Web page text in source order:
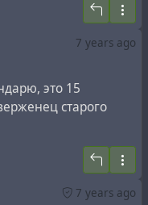
юридическим
компании Gunvor.
— крупнейший
директоров
«Пятый канал»,
«Интер РАО ЕЭС».
7 years ago
это 15
старого
7 years ago